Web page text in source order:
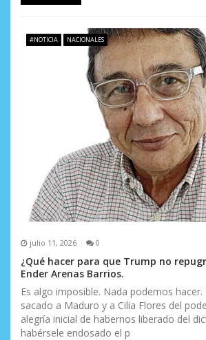
#NOTICIA NACIONALES
julio 11, 2026 0
¿Qué hacer para que Trump no
Ender Arenas Barrios.
Es algo imposible. Nada podemos
sacado a Maduro y a Cilia Flores del
alegría inicial de habernos liberado del
habérsele endosado el p